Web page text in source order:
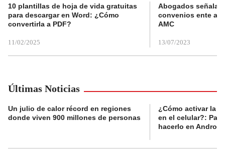
10 plantillas de hoja de vida gratuitas
para descargar en Word: ¿Cómo
convertirla a PDF?
11/02/2025
Abogados
convenios ente
AMC
13/07/2023
Últimas Noticias
Un julio de calor récord en regiones
donde viven 900 millones de personas
¿Cómo activar la
en el celular?:
hacerlo en